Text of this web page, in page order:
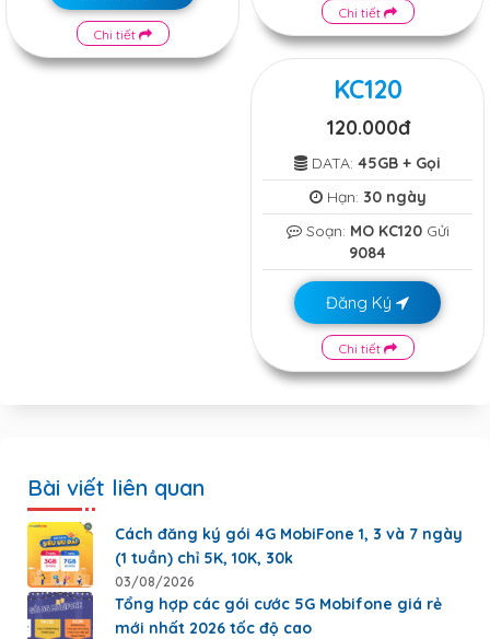
Chi tiết
Chi tiết
KC120
120.000đ
DATA: 45GB + Gọi
Hạn: 30 ngày
Soạn: MO KC120Gửi
9084
Đăng Ký
Chi tiết
Bài viết liên quan
Cách đăng ký gói 4G MobiFone 1, 3 và 7 ngày
(1 tuần) chỉ 5K, 10K, 30k
03/08/2026
Tổng hợp các gói cước 5G Mobifone giá rẻ
mới nhất 2026 tốc độ cao